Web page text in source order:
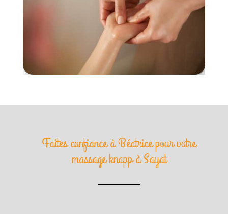
Faites confiance à Béatrice pour votre
massage knapp à Sayat